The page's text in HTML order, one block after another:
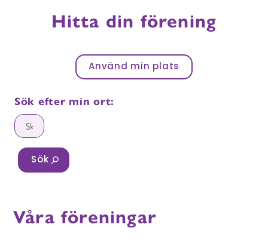
Hitta din förening
Använd min plats
Sök efter min ort:
Sök
Våra föreningar